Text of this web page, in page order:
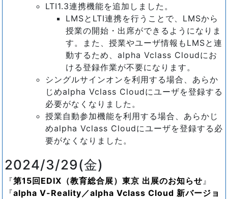
LTI1.3連携機能を追加しました。
LMSとLTI連携を行うことで、LMSから
授業の開始・出席ができるようになりま
す。また、授業やユーザ情報もLMSと連
動するため、alpha Vclass Cloudにお
ける登録作業が不要になります。
シングルサインオンを利用する場合、あらか
じめalpha Vclass Cloudにユーザを登録する
必要がなくなりました。
授業自動参加機能を利用する場合、あらかじ
めalpha Vclass Cloudにユーザを登録する必
要がなくなりました。
2024/3/29(金)
第15回EDIX（教育総合展）東京 出展のお知らせ
alpha V-Reality／alpha Vclass Cloud 新バージョ